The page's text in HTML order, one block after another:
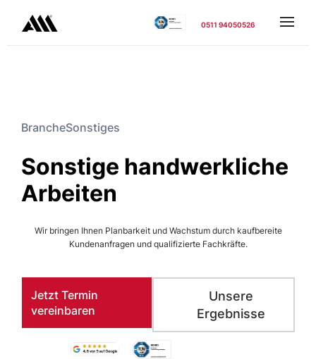
0511 94050526
BrancheSonstiges
Sonstige handwerkliche
Arbeiten
Wir bringen Ihnen Planbarkeit und Wachstum durch kaufbereite
Kundenanfragen und qualifizierte Fachkräfte.
Jetzt Termin
vereinbaren
Unsere
Ergebnisse